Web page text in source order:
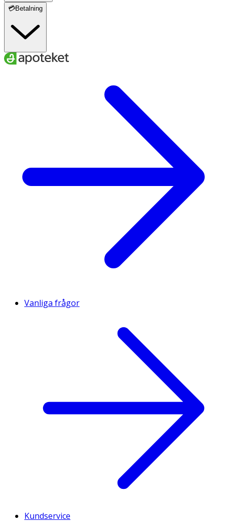
💳Betalning
Vanliga frågor
Kundservice